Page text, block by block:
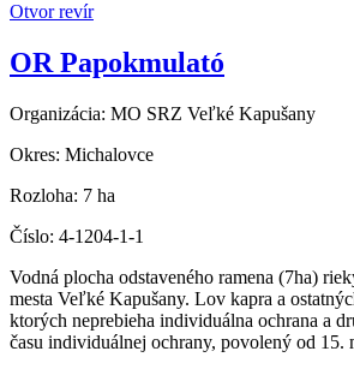
Otvor revír
OR Papokmulató
Organizácia: MO SRZ Veľké Kapušany
Okres: Michalovce
Rozloha: 7 ha
Číslo: 4-1204-1-1
Vodná plocha odstaveného ramena (7ha)
mesta Veľké Kapušany. Lov kapra a
ktorých neprebieha individuálna ochrana a
času individuálnej ochrany, povolený od 15.